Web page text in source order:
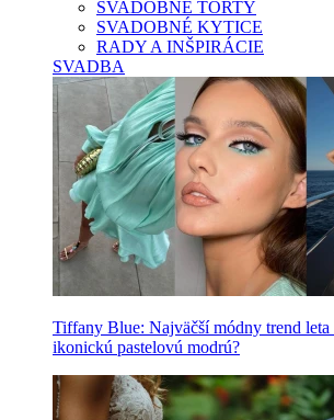
SVADOBNÉ TORTY
SVADOBNÉ KYTICE
RADY A INŠPIRÁCIE
SVADBA
Tiffany Blue: Najväčší módny trend
ikonickú pastelovú modrú?